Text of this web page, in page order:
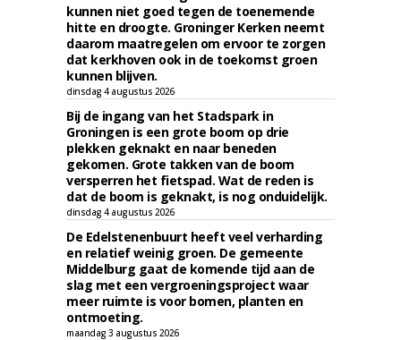
kunnen niet goed tegen de toenemende
hitte en droogte. Groninger Kerken neemt
daarom maatregelen om ervoor te zorgen
dat kerkhoven ook in de toekomst groen
kunnen blijven.
dinsdag 4 augustus 2026
Bij de ingang van het Stadspark in
Groningen is een grote boom op drie
plekken geknakt en naar beneden
gekomen. Grote takken van de boom
versperren het fietspad. Wat de reden is
dat de boom is geknakt, is nog onduidelijk.
dinsdag 4 augustus 2026
De Edelstenenbuurt heeft veel verharding
en relatief weinig groen. De gemeente
Middelburg gaat de komende tijd aan de
slag met een vergroeningsproject waar
meer ruimte is voor bomen, planten en
ontmoeting.
maandag 3 augustus 2026